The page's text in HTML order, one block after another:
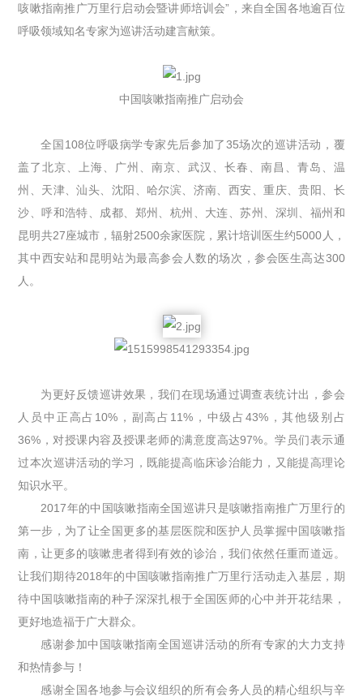
咳嗽指南推广万里行启动会暨讲师培训会”，来自全国各地逾百位
呼吸领域知名专家为巡讲活动建言献策。
中国咳嗽指南推广启动会
全国108位呼吸病学专家先后参加了35场次的巡讲活动，覆
盖了北京、上海、广州、南京、武汉、长春、南昌、青岛、温
州、天津、汕头、沈阳、哈尔滨、济南、西安、重庆、贵阳、长
沙、呼和浩特、成都、郑州、杭州、大连、苏州、深圳、福州和
昆明共27座城市，辐射2500余家医院，累计培训医生约5000人，
其中西安站和昆明站为最高参会人数的场次，参会医生高达300
人。
为更好反馈巡讲效果，我们在现场通过调查表统计出，参会
人员中正高占10%，副高占11%，中级占43%，其他级别占
36%，对授课内容及授课老师的满意度高达97%。学员们表示通
过本次巡讲活动的学习，既能提高临床诊治能力，又能提高理论
知识水平。
2017年的中国咳嗽指南全国巡讲只是咳嗽指南推广万里行的
第一步，为了让全国更多的基层医院和医护人员掌握中国咳嗽指
南，让更多的咳嗽患者得到有效的诊治，我们依然任重而道远。
让我们期待2018年的中国咳嗽指南推广万里行活动走入基层，期
待中国咳嗽指南的种子深深扎根于全国医师的心中并开花结果，
更好地造福于广大群众。
感谢参加中国咳嗽指南全国巡讲活动的所有专家的大力支持
和热情参与！
感谢全国各地参与会议组织的所有会务人员的精心组织与辛